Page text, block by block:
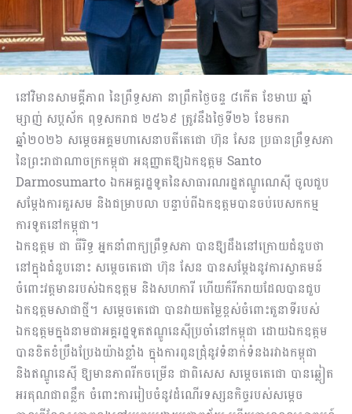
នៅវិមានសាមគ្គីភាព នៃព្រឹទ្ធសភា នាព្រឹកថ្ងៃចន្ទ ៨កើត ខែមាឃ ឆ្នាំ
ម្សាញ់ សប្តស័ក ពុទ្ធសករាជ ២៥៦៩ ត្រូវនឹងថ្ងៃទី២៦ ខែមករា
ឆ្នាំ២០២៦ សម្តេចអគ្គមហាសេនាបតីតេជោ ហ៊ុន សែន ប្រធានព្រឹទ្ធសភា
នៃព្រះរាជាណាចក្រកម្ពុជា អនុញ្ញាតឱ្យឯកឧត្ដម Santo
Darmosumarto ឯកអគ្គរដ្ឋទូតនៃសាធារណរដ្ឋឥណ្ឌូណេស៊ី ចូលជួប
សម្តែងការគួរសម និងជម្រាបលា បន្ទាប់ពីឯកឧត្ដមបានចប់បេសកកម្ម
ការទូតនៅកម្ពុជា។
ឯកឧត្ដម ជា ធីរិទ្ធ អ្នកនាំពាក្យព្រឹទ្ធសភា បានឱ្យដឹងនៅក្រោយជំនួបថា
នៅក្នុងជំនួបនោះ សម្ដេចតេជោ ហ៊ុន សែន បានសម្ដែងនូវការស្វាគមន៍
ចំពោះវត្តមានរបស់ឯកឧត្ដម និងសហការី ហើយក៏រីករាយដែលបានជួប
ឯកឧត្ដមសាជាថ្មី។ សម្ដេចតេជោ បានវាយតម្លៃខ្ពស់ចំពោះតួនាទីរបស់
ឯកឧត្ដមក្នុងនាមជាអគ្គរដ្ឋទូតឥណ្ឌូនេស៊ីប្រចាំនៅកម្ពុជា ដោយឯកឧត្ដម
បានខិតខំប្រឹងប្រែងយ៉ាងខ្លាំង ក្នុងការពូនជ្រុំនូវទំនាក់ទំនងរវាងកម្ពុជា
និងឥណ្ឌូនេស៊ី ឱ្យមានភាពរីកចម្រើន ជាពិសេស សម្ដេចតេជោ បានឆ្លៀត
អរគុណជាពន្លឹក ចំពោះការរៀបចំនូវដំណើរទស្សនកិច្ចរបស់សម្ដេច